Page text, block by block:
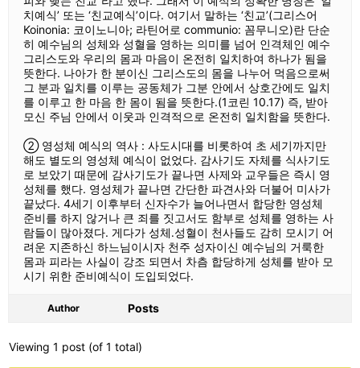
치예식’ 또는 ‘친교예식’이다. 여기서 말하는 ‘친교’(그리스어
Koinonia: 코이노니아; 라틴어로 communio: 꼼무니오)란 단순
히 예수님의 성체와 성혈을 영하는 의미를 넘어 인격체인 예수
그리스도와 우리의 몸과 마음이 온전히 일치하여 하나가 됨을
뜻한다. 나아가 한 분이신 그리스도의 몸을 나누어 먹음으로써
그 분과 일치를 이루는 공동체가 그분 안에서 상호간에도 일치
를 이루고 한 마음 한 몸이 됨을 뜻한다.(1코린 10.17) 즉, 받아
모신 주님 안에서 이웃과 인격적으로 온전히 일치함을 뜻한다.
② 영성체 예식의 역사 : 사도시대를 비롯하여 초 세기까지만
해도 별도의 영성체 예식이 없었다. 감사기도 자체를 식사기도
로 보았기 때문에 감사기도가 끝나면 사제와 교우들은 즉시 영
성체를 했다. 영성체가 끝나면 간단한 파견사와 더불어 미사가
끝났다. 4세기 이후부터 신자수가 늘어나면서 합당한 영성체
준비를 하지 않거나 큰 죄를 짓고서도 함부로 성체를 영하는 사
람들이 많아졌다. 게다가 성체․성혈이 천사들도 감히 모시기 어
려운 지존하신 하느님이시자 천주 성자이신 예수님의 거룩한
몸과 피라는 사실이 강조 되면서 차츰 합당하게 성체를 받아 모
시기 위한 준비예식이 도입되었다.
Author Posts
Viewing 1 post (of 1 total)